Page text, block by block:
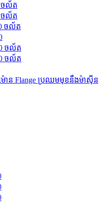
ចល័ត
ចល័ត
ចល័ត
ចល័ត
ចល័ត
ោន Flange ប្រឈមមុខនឹងម៉ាស៊ីន